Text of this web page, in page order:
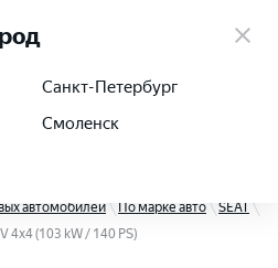
автомобилей По марке авто
SEAT
4x4 (103 kW / 140 PS)
Санкт-Петербург
Смоленск